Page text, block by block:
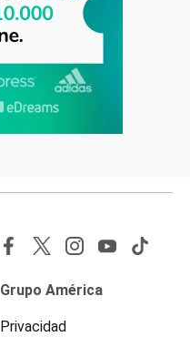
Grupo América
Privacidad